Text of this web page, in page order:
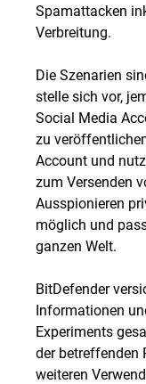
Spamattacken
Verbreitung.
Die Szenarien
stelle sich vor,
Social Media
zu
Account und
zum Versenden
Ausspionieren
möglich und
ganzen Welt.
BitDefender
Informationen
Experiments
der betreffenden
weiteren